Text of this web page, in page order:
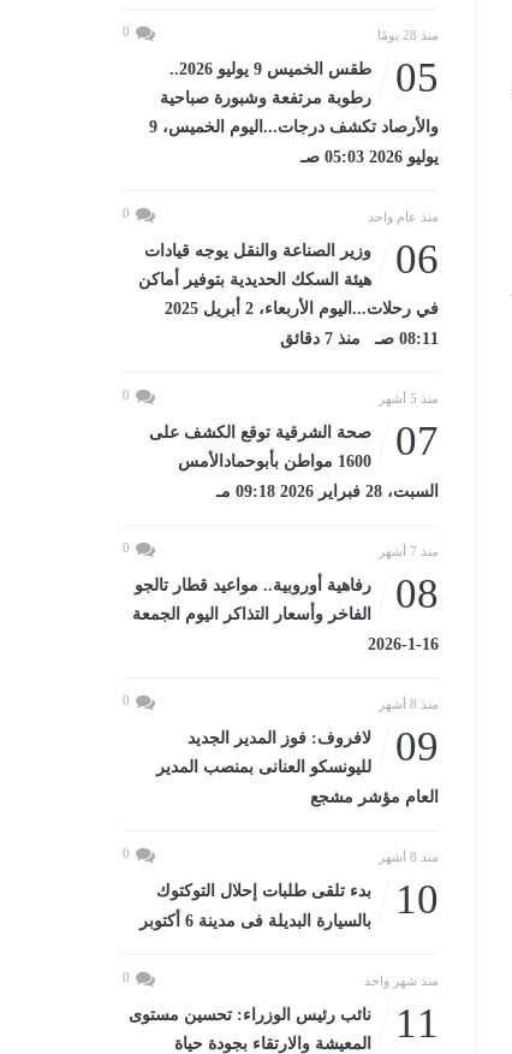
منذ 28 يومًا 0
05
طقس الخميس 9 يوليو 2026..
رطوبة مرتفعة وشبورة صباحية
والأرصاد تكشف درجات...اليوم الخميس، 9
يوليو 2026 05:03 صـ
منذ عام واحد 0
06
وزير الصناعة والنقل يوجه قيادات
هيئة السكك الحديدية بتوفير أماكن
في رحلات...اليوم الأربعاء، 2 أبريل 2025
08:11 صـ منذ 7 دقائق
منذ 5 أشهر 0
07
صحة الشرقية توقع الكشف على
1600 مواطن بأبوحمادالأمس
السبت، 28 فبراير 2026 09:18 مـ
منذ 7 أشهر 0
08
رفاهية أوروبية.. مواعيد قطار تالجو
الفاخر وأسعار التذاكر اليوم الجمعة
16-1-2026
منذ 8 أشهر 0
09
لافروف: فوز المدير الجديد
لليونسكو العنانى بمنصب المدير
العام مؤشر مشجع
منذ 8 أشهر 0
10
بدء تلقى طلبات إحلال التوكتوك
بالسيارة البديلة فى مدينة 6 أكتوبر
منذ شهر واحد 0
11
نائب رئيس الوزراء: تحسين مستوى
المعيشة والارتقاء بجودة حياة